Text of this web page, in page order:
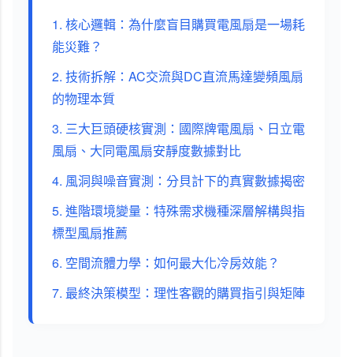
1. 核心邏輯：為什麼盲目購買電風扇是一場耗
能災難？
2. 技術拆解：AC交流與DC直流馬達變頻風扇
的物理本質
3. 三大巨頭硬核實測：國際牌電風扇、日立電
風扇、大同電風扇安靜度數據對比
4. 風洞與噪音實測：分貝計下的真實數據揭密
5. 進階環境變量：特殊需求機種深層解構與指
標型風扇推薦
6. 空間流體力學：如何最大化冷房效能？
7. 最終決策模型：理性客觀的購買指引與矩陣